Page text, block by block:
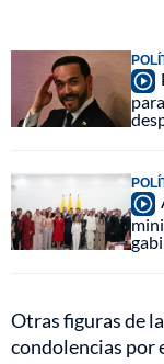
Otras figuras de
condolencias por